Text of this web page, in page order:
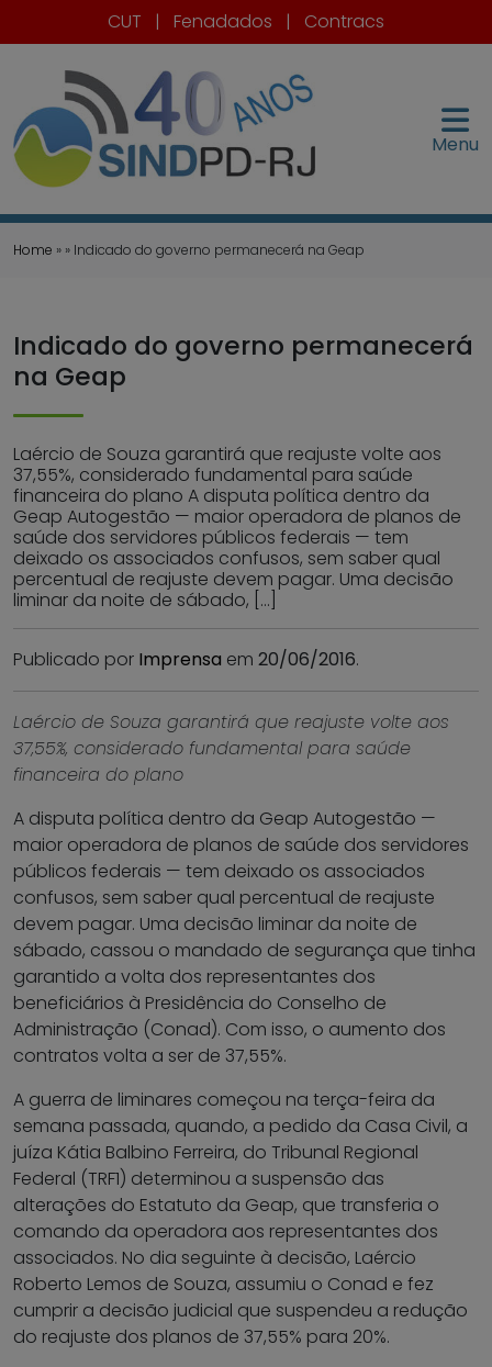
CUT | Fenadados | Contracs
Menu
Home » » Indicado do governo permanecerá na Geap
Indicado do governo permanecerá
na Geap
Laércio de Souza garantirá que reajuste volte aos
37,55%, considerado fundamental para saúde
financeira do plano A disputa política dentro da
Geap Autogestão — maior operadora de planos de
saúde dos servidores públicos federais — tem
deixado os associados confusos, sem saber qual
percentual de reajuste devem pagar. Uma decisão
liminar da noite de sábado, […]
Publicado por Imprensa em 20/06/2016.
Laércio de Souza garantirá que reajuste volte aos
37,55%, considerado fundamental para saúde
financeira do plano
A disputa política dentro da Geap Autogestão —
maior operadora de planos de saúde dos servidores
públicos federais — tem deixado os associados
confusos, sem saber qual percentual de reajuste
devem pagar. Uma decisão liminar da noite de
sábado, cassou o mandado de segurança que tinha
garantido a volta dos representantes dos
beneficiários à Presidência do Conselho de
Administração (Conad). Com isso, o aumento dos
contratos volta a ser de 37,55%.
A guerra de liminares começou na terça-feira da
semana passada, quando, a pedido da Casa Civil, a
juíza Kátia Balbino Ferreira, do Tribunal Regional
Federal (TRF1) determinou a suspensão das
alterações do Estatuto da Geap, que transferia o
comando da operadora aos representantes dos
associados. No dia seguinte à decisão, Laércio
Roberto Lemos de Souza, assumiu o Conad e fez
cumprir a decisão judicial que suspendeu a redução
do reajuste dos planos de 37,55% para 20%.